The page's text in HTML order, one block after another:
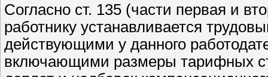
Согласно ст. 135 (части первая и
работнику устанавливается
действующими у данного
включающими размеры тарифных